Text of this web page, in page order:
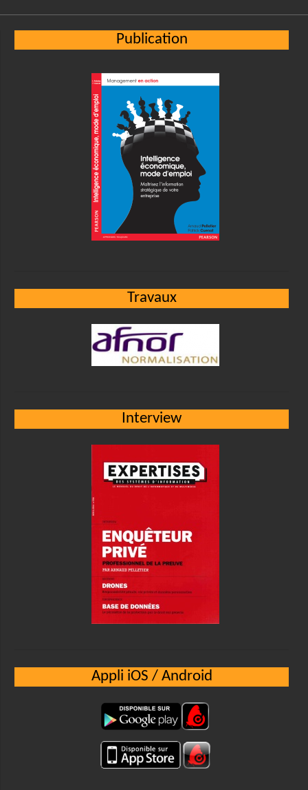
Publication
Travaux
Interview
Appli iOS / Android